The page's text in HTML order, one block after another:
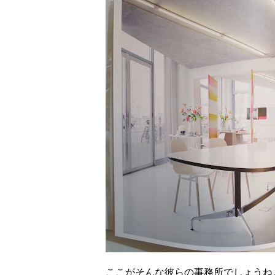
ここがそんな彼らの事務所でしょうね